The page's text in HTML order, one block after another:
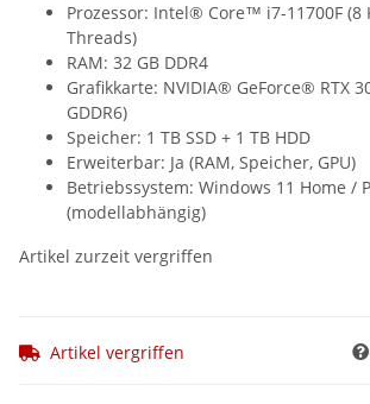
Prozessor: Intel® Core™ i7-11700F (8
Threads)
RAM: 32 GB DDR4
Grafikkarte: NVIDIA® GeForce® RTX
GDDR6)
Speicher: 1 TB SSD + 1 TB HDD
Erweiterbar: Ja (RAM, Speicher, GPU)
Betriebssystem: Windows 11 Home /
(modellabhängig)
Artikel zurzeit vergriffen
Artikel vergriffen